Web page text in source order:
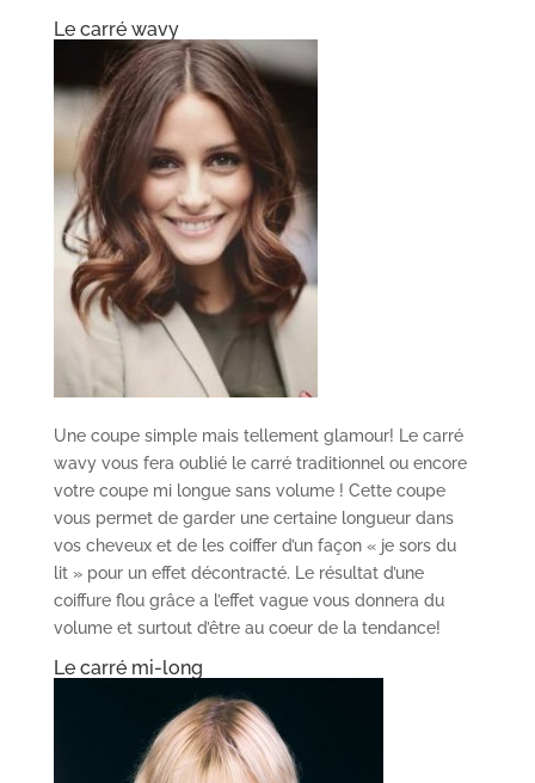
Le carré wavy
Une coupe simple mais tellement glamour! Le carré
wavy vous fera oublié le carré traditionnel ou encore
votre coupe mi longue sans volume ! Cette coupe
vous permet de garder une certaine longueur dans
vos cheveux et de les coiffer d’un façon « je sors du
lit » pour un effet décontracté. Le résultat d’une
coiffure flou grâce a l’effet vague vous donnera du
volume et surtout d’être au coeur de la tendance!
Le carré mi-long